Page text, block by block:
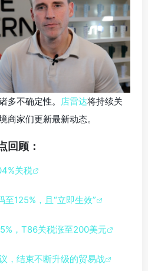
多不确定性。 店雷达将持续关
商家们更新最新动态。
回顾：
关税
125%，且“立即生效”
，T86关税涨至200美元
，结束不断升级的贸易战